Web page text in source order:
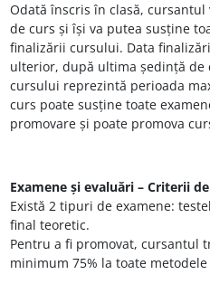
Odată înscris în clasă,
de curs și își va putea susține
finalizării cursului. Data
ulterior, după ultima ședință de
cursului reprezintă perioada
curs poate susține toate
promovare și poate promova
Examene și evaluări – Criterii
Există 2 tipuri de examene:
final teoretic.
Pentru a fi promovat, cursantul
minimum 75% la toate